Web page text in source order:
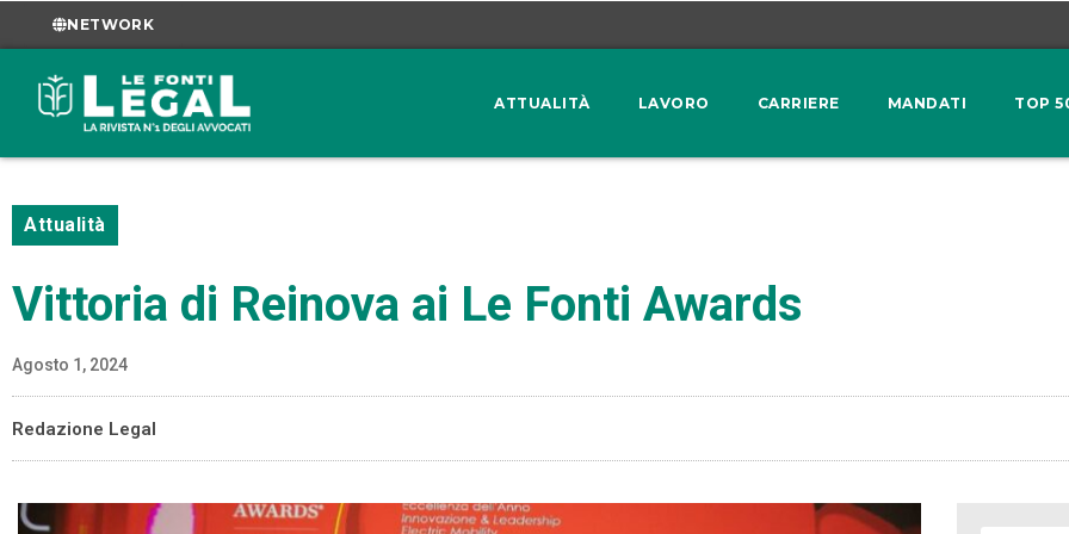
NETWORK
ATTUALITÀ LAVORO CARRIERE MANDATI TOP
Attualità
Vittoria di Reinova ai Le Fonti Awards
Agosto 1, 2024
Redazione Legal